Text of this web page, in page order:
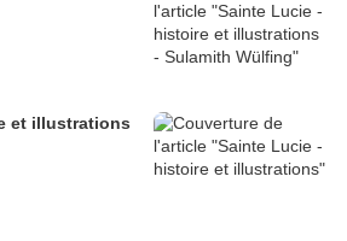
et illustrations